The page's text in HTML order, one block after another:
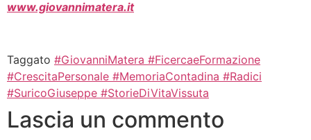
www.giovannimatera.it
Taggato #GiovanniMatera #FicercaeFormazione
#CrescitaPersonale #MemoriaContadina #Radici
#SuricoGiuseppe #StorieDiVitaVissuta
Lascia un commento